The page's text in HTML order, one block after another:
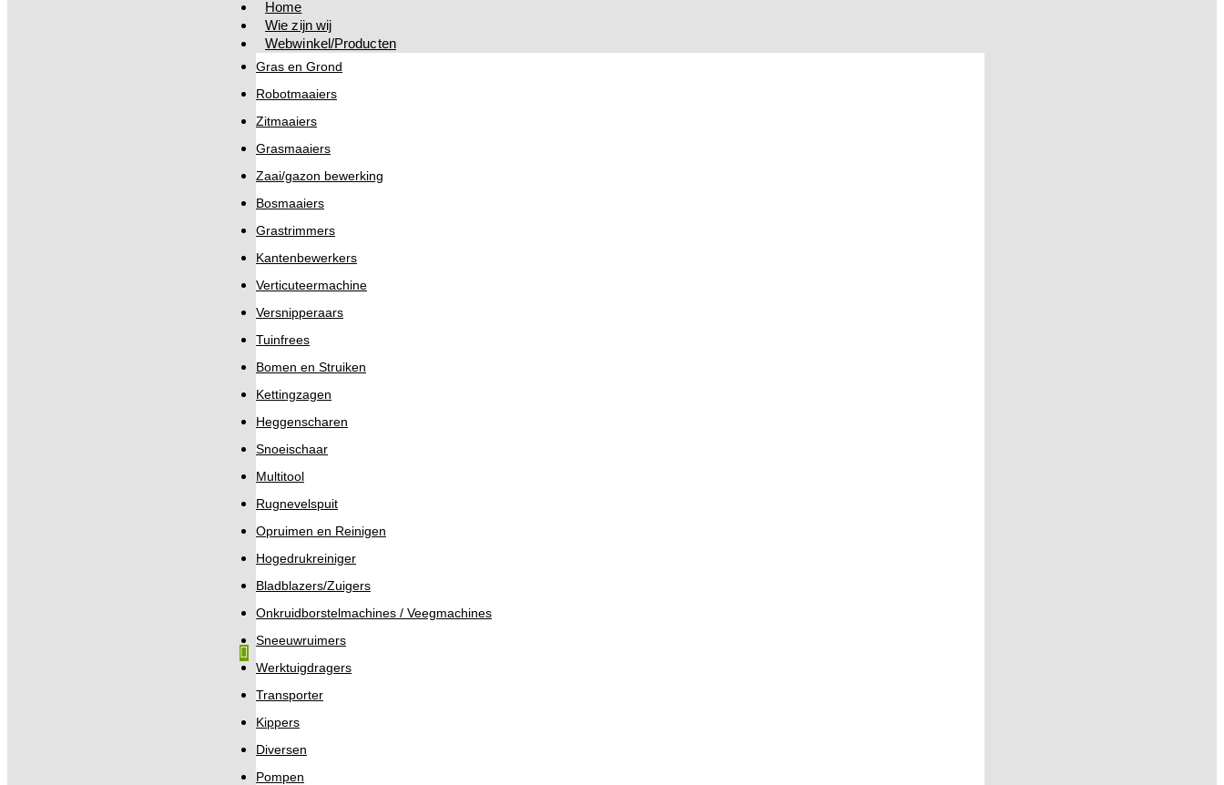
Home
Wie zijn wij
Webwinkel/Producten
Gras en Grond
Robotmaaiers
Zitmaaiers
Grasmaaiers
Zaai/gazon bewerking
Bosmaaiers
Grastrimmers
Kantenbewerkers
Verticuteermachine
Versnipperaars
Tuinfrees
Bomen en Struiken
Kettingzagen
Heggenscharen
Snoeischaar
Multitool
Rugnevelspuit
Opruimen en Reinigen
Hogedrukreiniger
Bladblazers/Zuigers
Onkruidborstelmachines / Veegmachines
Sneeuwruimers
Werktuigdragers
Transporter
Kippers
Diversen
Pompen